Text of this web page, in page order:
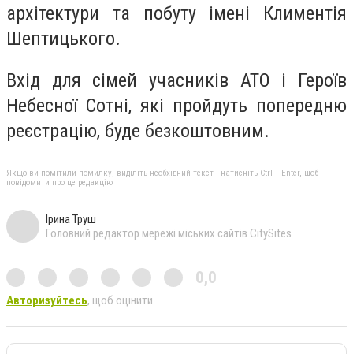
архітектури та побуту імені Климентія
Шептицького.
Вхід для сімей учасників АТО і Героїв
Небесної Сотні, які пройдуть попередню
реєстрацію, буде безкоштовним.
Якщо ви помітили помилку, виділіть необхідний текст і натисніть Ctrl + Enter, щоб
повідомити про це редакцію
Ірина Труш
Головний редактор мережі міських сайтів CitySites
0,0
Авторизуйтесь, щоб оцінити